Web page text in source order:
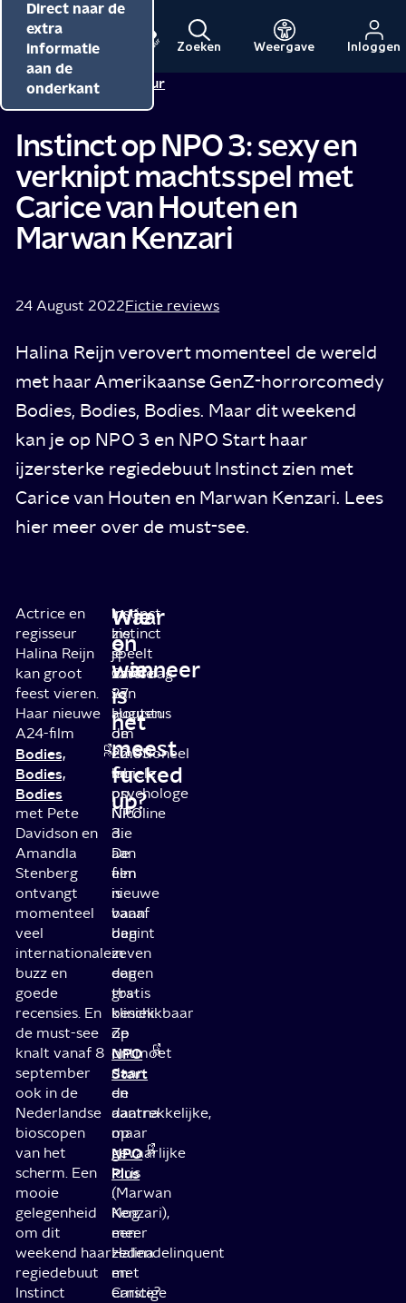
Direct naar de
inhoud
Direct naar de
hoofdnavigatie
Direct naar de
extra
informatie
aan de
onderkant
Menu
Naar
de
NPO
beginpagina
NPO
Cultuur
Zoeken Weergave Inloggen
Redactie NPO Cultuur
Instinct op NPO 3: sexy en
verknipt machtsspel met
Carice van Houten en
Marwan Kenzari
24 August 2022Fictie reviews
Halina Reijn verovert momenteel de wereld
met haar Amerikaanse GenZ-horrorcomedy
Bodies, Bodies, Bodies. Maar dit weekend
kan je op NPO 3 en NPO Start haar
ijzersterke regiedebuut Instinct zien met
Carice van Houten en Marwan Kenzari. Lees
hier meer over de must-see.
Actrice en
regisseur
Halina Reijn
kan groot
feest vieren.
Haar nieuwe
A24-film
Bodies,
Bodies,
Bodies
met Pete
Davidson en
Amandla
Stenberg
ontvangt
momenteel
veel
internationale
buzz en
goede
recensies. En
de must-see
knalt vanaf 8
september
ook in de
Nederlandse
bioscopen
van het
scherm. Een
mooie
gelegenheid
om dit
weekend haar
regiedebuut
Instinct
Wie
o
wie
is
het
meest
fucked
up?
In
Instinct
speelt
Carice
van
Houten
de
emotioneel
labiele
psychologe
Nicoline
die
aan
een
nieuwe
baan
begint
in
een
tbs-
kliniek.
Ze
ontmoet
daar
de
aantrekkelijke,
maar
gevaarlijke
Idris
(Marwan
Kenzari),
een
zedendelinquent
met
ernstige
Waar
en
wanneer
Instinct
zie
je
zaterdag
27
augustus
om
22.05
uur
op
NPO
3.
De
film
is
vanaf
dan
zeven
dagen
gratis
beschikbaar
op
NPO
Start
en
daarna
op
NPO
Plus
.
Nog
meer
Halina
en
Carice?